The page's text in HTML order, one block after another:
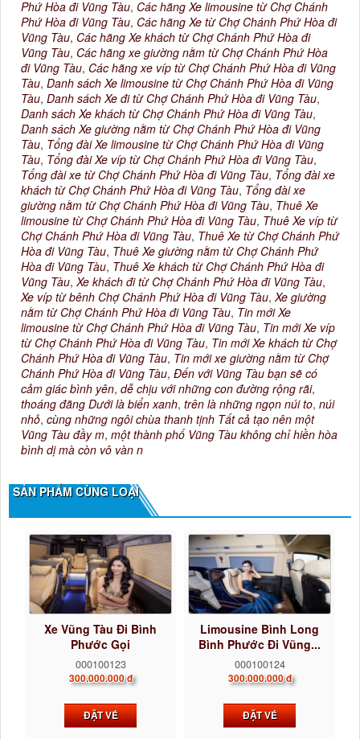
Phứ Hòa đi Vũng Tàu, Các hãng Xe limousine từ Chợ Chánh
Phứ Hòa đi Vũng Tàu, Các hãng Xe từ Chợ Chánh Phứ Hòa đi
Vũng Tàu, Các hãng Xe khách từ Chợ Chánh Phứ Hòa đi
Vũng Tàu, Các hãng xe giường nằm từ Chợ Chánh Phứ Hòa
đi Vũng Tàu, Các hãng xe víp từ Chợ Chánh Phứ Hòa đi Vũng
Tàu, Danh sách Xe limousine từ Chợ Chánh Phứ Hòa đi Vũng
Tàu, Danh sách Xe đi từ Chợ Chánh Phứ Hòa đi Vũng Tàu,
Danh sách Xe khách từ Chợ Chánh Phứ Hòa đi Vũng Tàu,
Danh sách Xe giường nằm từ Chợ Chánh Phứ Hòa đi Vũng
Tàu, Tổng đài Xe limousine từ Chợ Chánh Phứ Hòa đi Vũng
Tàu, Tổng đài Xe víp từ Chợ Chánh Phứ Hòa đi Vũng Tàu,
Tổng đài xe từ Chợ Chánh Phứ Hòa đi Vũng Tàu, Tổng đài xe
khách từ Chợ Chánh Phứ Hòa đi Vũng Tàu, Tổng đài xe
giường nằm từ Chợ Chánh Phứ Hòa đi Vũng Tàu, Thuê Xe
limousine từ Chợ Chánh Phứ Hòa đi Vũng Tàu, Thuê Xe víp từ
Chợ Chánh Phứ Hòa đi Vũng Tàu, Thuê Xe từ Chợ Chánh Phứ
Hòa đi Vũng Tàu, Thuê Xe giường nằm từ Chợ Chánh Phứ
Hòa đi Vũng Tàu, Thuê Xe khách từ Chợ Chánh Phứ Hòa đi
Vũng Tàu, Xe khách đi từ Chợ Chánh Phứ Hòa đi Vũng Tàu,
Xe víp từ bênh Chợ Chánh Phứ Hòa đi Vũng Tàu, Xe giường
nằm từ Chợ Chánh Phứ Hòa đi Vũng Tàu, Tin mới Xe
limousine từ Chợ Chánh Phứ Hòa đi Vũng Tàu, Tin mới Xe víp
từ Chợ Chánh Phứ Hòa đi Vũng Tàu, Tin mới Xe khách từ Chợ
Chánh Phứ Hòa đi Vũng Tàu, Tin mới xe giường nằm từ Chợ
Chánh Phứ Hòa đi Vũng Tàu, Đến với Vũng Tàu bạn sẽ có
cảm giác bình yên, dễ chịu với những con đường rộng rãi,
thoáng đãng Dưới là biển xanh, trên là những ngọn núi to, núi
nhỏ, cùng những ngôi chùa thanh tịnh Tất cả tạo nên một
Vũng Tàu đầy m, một thành phố Vũng Tàu không chỉ hiền hòa
bình dị mà còn vô vàn n
SẢN PHẨM CÙNG LOẠI
Xe Vũng Tàu Đi Bình
Phước Gọi
0922242225...
000100123
300.000.000 đ
ĐẶT VÉ
Limousine Bình Long
Bình Phước Đi Vũng...
000100124
300.000.000 đ
ĐẶT VÉ